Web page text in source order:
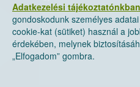
Adatkezelési tájékoztatónkban
gondoskodunk személyes
cookie-kat (sütiket) használ a
érdekében, melynek
„Elfogadom” gombra.